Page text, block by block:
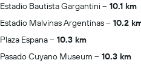
Estadio Bautista Gargantini
10.1 km
Estadio Malvinas Argentinas
10.2
Plaza Espana
10.3 km
Pasado Cuyano Museum
10.3 km